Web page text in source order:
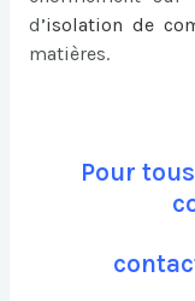
d’isolation de
matières.
Pour